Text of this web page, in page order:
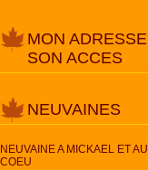
MON
SON ACCES
NEUVAINES
NEUVAINE A MICKAEL ET
COEU